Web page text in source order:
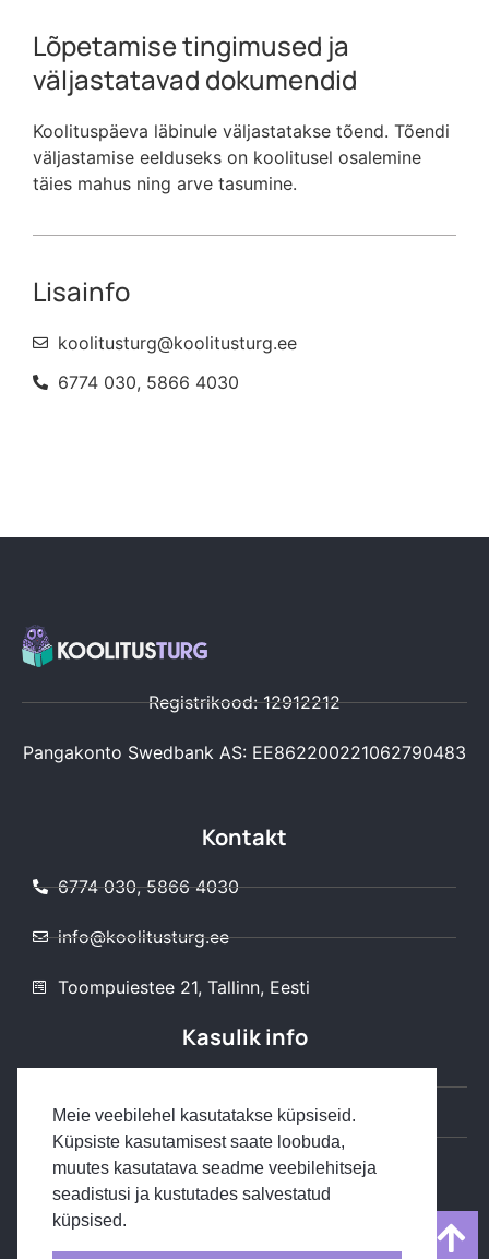
Lõpetamise tingimused ja
väljastatavad dokumendid
Koolituspäeva läbinule väljastatakse tõend. Tõendi
väljastamise eelduseks on koolitusel osalemine
täies mahus ning arve tasumine.
Lisainfo
koolitusturg@koolitusturg.ee
6774 030, 5866 4030
Registrikood: 12912212
Pangakonto Swedbank AS: EE862200221062790483
Kontakt
6774 030, 5866 4030
info@koolitusturg.ee
Toompuiestee 21, Tallinn, Eesti
Kasulik info
Müügitingimused
Privaatsuspoliitika
Meie veebilehel kasutatakse küpsiseid.
Küpsiste kasutamisest saate loobuda,
muutes kasutatava seadme veebilehitseja
seadistusi ja kustutades salvestatud
küpsised.